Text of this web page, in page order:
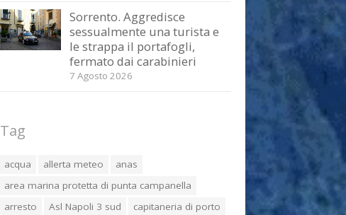
Sorrento. Aggredisce
sessualmente una turista e
le strappa il portafogli,
fermato dai carabinieri
7 Agosto 2026
Tag
acqua allerta meteo
anas
area marina protetta di punta campanella
arresto
Asl Napoli 3 sud
capitaneria di porto